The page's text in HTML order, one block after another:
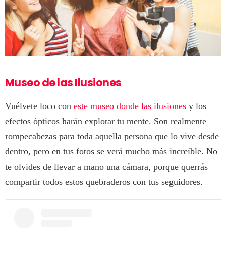
Museo de las Ilusiones
Vuélvete loco con este museo donde las ilusiones y los
efectos ópticos harán explotar tu mente. Son realmente
rompecabezas para toda aquella persona que lo vive desde
dentro, pero en tus fotos se verá mucho más increíble. No
te olvides de llevar a mano una cámara, porque querrás
compartir todos estos quebraderos con tus seguidores.